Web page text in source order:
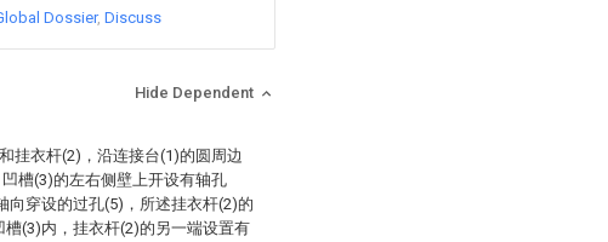
Dossier Discuss
Hide Dependent
挂衣杆(2)，沿连接台(1)的圆周边
槽(3)的左右侧壁上开设有轴孔
向穿设的过孔(5)，所述挂衣杆(2)的
(3)内，挂衣杆(2)的另一端设置有